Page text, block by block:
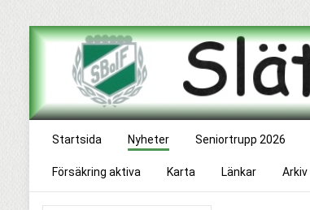
Startsida Nyheter Seniortrupp 2026
Försäkring aktiva Karta Länkar Arkiv